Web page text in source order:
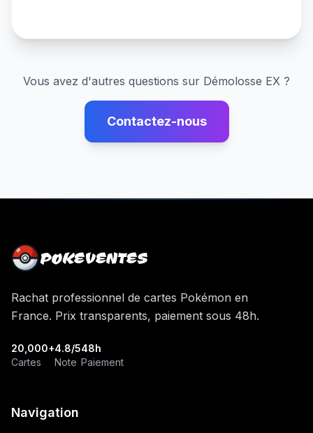
Vous avez d'autres questions sur Démolosse EX ?
Contactez-nous
POKEVENTES
Rachat professionnel de cartes Pokémon en
France. Prix transparents, paiement sous 48h.
20,000+
Cartes
4.8/5
Note
48h
Paiement
Navigation